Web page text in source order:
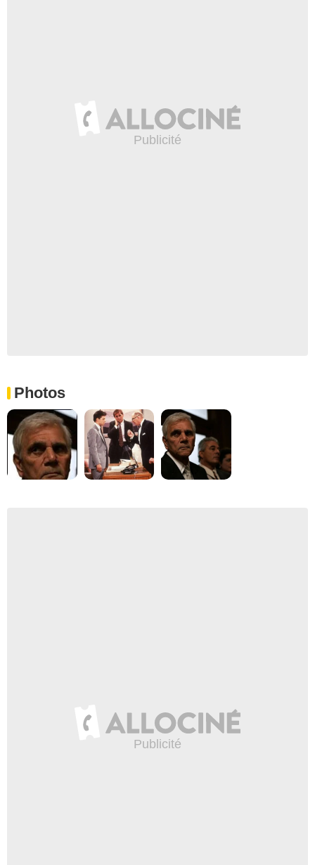
Photos